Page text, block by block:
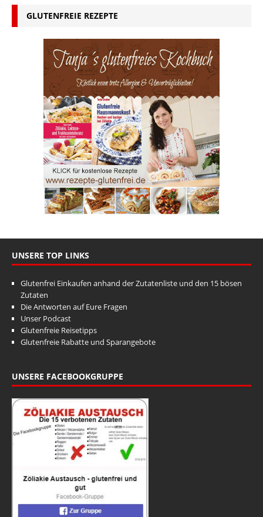
GLUTENFREIE REZEPTE
UNSERE TOP LINKS
Glutenfrei Einkaufen anhand der Zutatenliste und den 15 bösen
Zutaten
Die Antworten auf Eure Fragen
Unser Podcast
Glutenfreie Reisetipps
Glutenfreie Rabatte und Sparangebote
UNSERE FACEBOOKGRUPPE